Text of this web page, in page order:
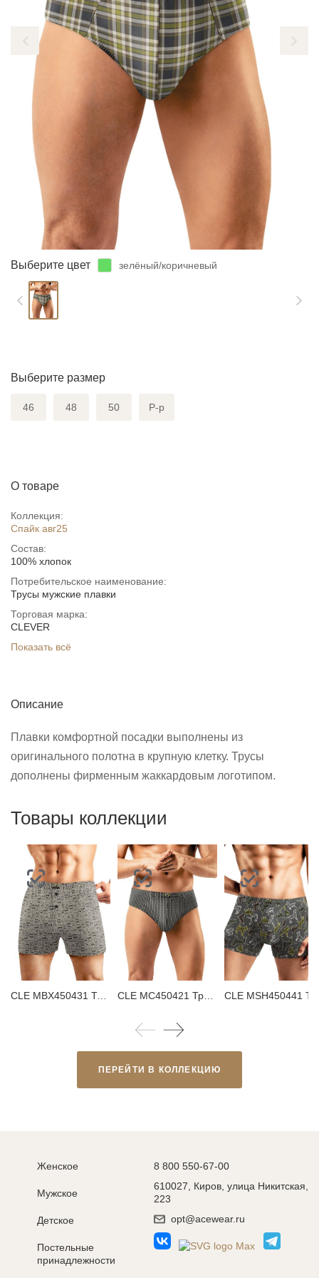
Выберите цвет зелёный/коричневый
Выберите размер
46 48 50 Р-р
О товаре
Коллекция:
Спайк авг25
Состав:
100% хлопок
Потребительское наименование:
Трусы мужские плавки
Торговая марка:
CLEVER
Показать всё
Описание
Плавки комфортной посадки выполнены из
оригинального полотна в крупную клетку. Трусы
дополнены фирменным жаккардовым логотипом.
Товары коллекции
CLE MBX450431 Трусы мужские боксеры
ПЕРЕЙТИ В КОЛЛЕКЦИЮ
Женское
Мужское
Детское
Постельные
принадлежности
8 800 550-67-00
610027, Киров, улица Никитская,
223
opt@acewear.ru